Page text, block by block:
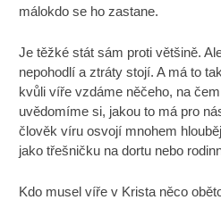
málokdo se ho zastane.
Je těžké stát sám proti většině.
nepohodlí a ztráty stojí. A má to
kvůli víře vzdáme něčeho, na
uvědomíme si, jakou to má pro
člověk víru osvojí mnohem
jako třešničku na dortu nebo
Kdo musel víře v Krista něco